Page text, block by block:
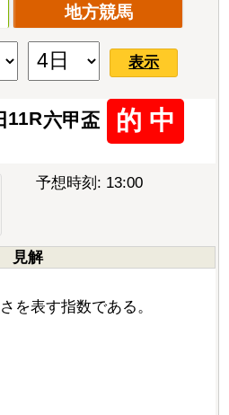
地方競馬
表示
11R六甲盃
的 中
予想時刻: 13:00
見解
を表す指数である。